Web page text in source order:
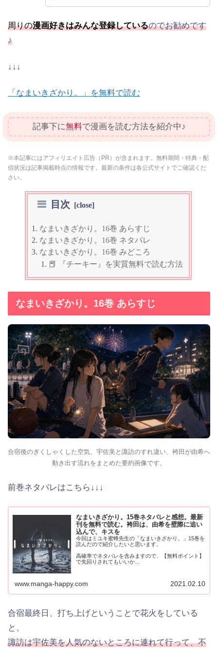
周りの漫画好きはみんな登録しているのでお勧めです
♪
↓↓↓
「なまいきざかり。」を無料で読む
記事下に無料で漫画を読む方法を紹介中♪
※本記事にはアフィリエイト広告（PR）が含まれます。無料期間・特典・配
信状況は記事掲載時点の情報です。最新の条件は各公式サイトでご確認くだ
さい。
目次
なまいきざかり。16巻 あらすじ
なまいきざかり。16巻 ネタバレ
なまいきざかり。16巻 みどころ
📕 『チーキー』を実質無料で読む方法
なまいきざかり。16巻 あらすじ
合宿後のぎくしゃくした空気、宇佐美と諏訪のすれ違い、袴田が由希へ
動き出す流れをまとめた要約画像です。
前巻ネタバレはこちら↓↓↓
なまいきざかり。15巻ネタバレと感想。最新
刊を無料で読む。袴田は、由希を壁際に追い
込んで、キスを
今回はミユキ蜜蜂先生の「なまいきざかり。」15巻を
読んだので紹介したいと思います。
高確率でネタバレを含みますので、【無料ポイント】
で先回りされてもいいか…
www.manga-happy.com 2021.02.10
合宿最終日、打ち上げということで花火をしている
と、
諏訪は宇佐美を人気のないところに連れて行って、不